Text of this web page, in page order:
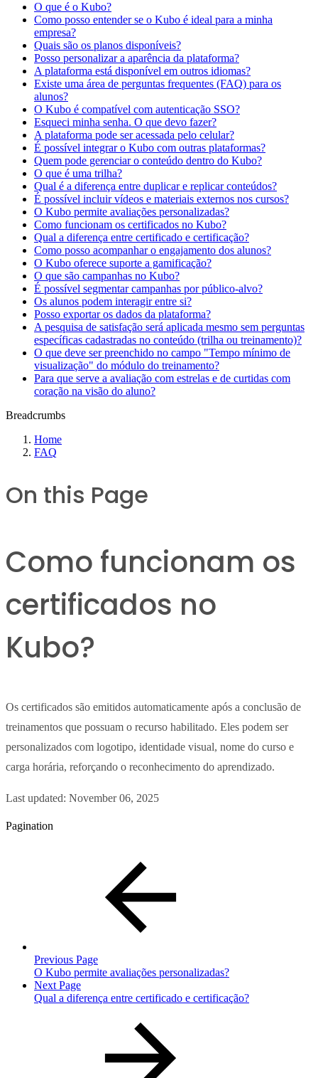
O que é o Kubo?
Como posso entender se o Kubo é ideal para a minha
empresa?
Quais são os planos disponíveis?
Posso personalizar a aparência da plataforma?
A plataforma está disponível em outros idiomas?
Existe uma área de perguntas frequentes (FAQ) para os
alunos?
O Kubo é compatível com autenticação SSO?
Esqueci minha senha. O que devo fazer?
A plataforma pode ser acessada pelo celular?
É possível integrar o Kubo com outras plataformas?
Quem pode gerenciar o conteúdo dentro do Kubo?
O que é uma trilha?
Qual é a diferença entre duplicar e replicar conteúdos?
É possível incluir vídeos e materiais externos nos cursos?
O Kubo permite avaliações personalizadas?
Como funcionam os certificados no Kubo?
Qual a diferença entre certificado e certificação?
Como posso acompanhar o engajamento dos alunos?
O Kubo oferece suporte a gamificação?
O que são campanhas no Kubo?
É possível segmentar campanhas por público-alvo?
Os alunos podem interagir entre si?
Posso exportar os dados da plataforma?
A pesquisa de satisfação será aplicada mesmo sem perguntas
específicas cadastradas no conteúdo (trilha ou treinamento)?
O que deve ser preenchido no campo "Tempo mínimo de
visualização" do módulo do treinamento?
Para que serve a avaliação com estrelas e de curtidas com
coração na visão do aluno?
Breadcrumbs
Home
FAQ
On this Page
Como funcionam os
certificados no
Kubo?
Os certificados são emitidos automaticamente após a conclusão de
treinamentos que possuam o recurso habilitado. Eles podem ser
personalizados com logotipo, identidade visual, nome do curso e
carga horária, reforçando o reconhecimento do aprendizado.
Last updated: November 06, 2025
Pagination
Previous Page
O Kubo permite avaliações personalizadas?
Next Page
Qual a diferença entre certificado e certificação?